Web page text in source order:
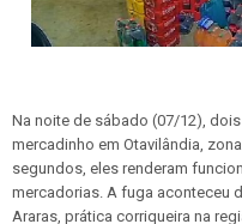
Na noite de sábado (07/12),
mercadinho em Otavilândia,
segundos, eles renderam
mercadorias. A fuga aconteceu
Araras, prática corriqueira na